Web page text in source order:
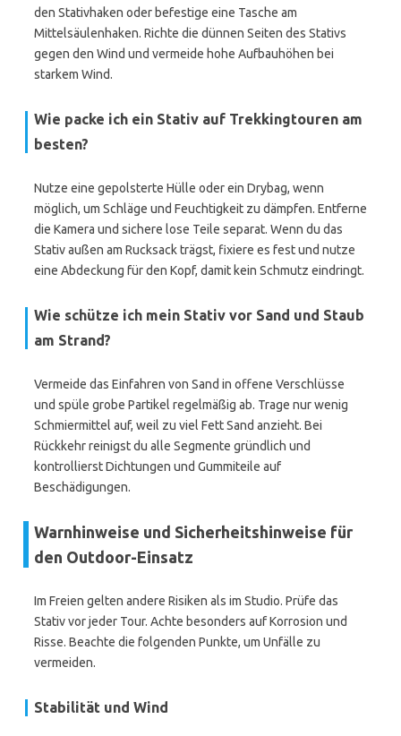
den Stativhaken oder befestige eine Tasche am
Mittelsäulenhaken. Richte die dünnen Seiten des Stativs
gegen den Wind und vermeide hohe Aufbauhöhen bei
starkem Wind.
Wie packe ich ein Stativ auf Trekkingtouren am
besten?
Nutze eine gepolsterte Hülle oder ein Drybag, wenn
möglich, um Schläge und Feuchtigkeit zu dämpfen. Entferne
die Kamera und sichere lose Teile separat. Wenn du das
Stativ außen am Rucksack trägst, fixiere es fest und nutze
eine Abdeckung für den Kopf, damit kein Schmutz eindringt.
Wie schütze ich mein Stativ vor Sand und Staub
am Strand?
Vermeide das Einfahren von Sand in offene Verschlüsse
und spüle grobe Partikel regelmäßig ab. Trage nur wenig
Schmiermittel auf, weil zu viel Fett Sand anzieht. Bei
Rückkehr reinigst du alle Segmente gründlich und
kontrollierst Dichtungen und Gummiteile auf
Beschädigungen.
Warnhinweise und Sicherheitshinweise für
den Outdoor-Einsatz
Im Freien gelten andere Risiken als im Studio. Prüfe das
Stativ vor jeder Tour. Achte besonders auf Korrosion und
Risse. Beachte die folgenden Punkte, um Unfälle zu
vermeiden.
Stabilität und Wind